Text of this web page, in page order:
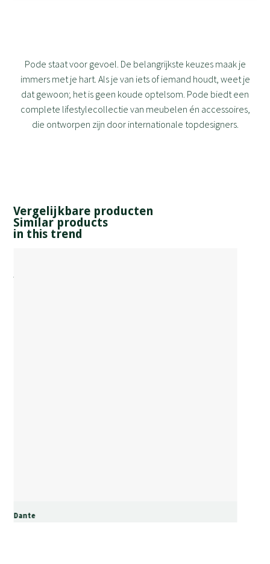
Pode staat voor gevoel. De belangrijkste keuzes maak je
immers met je hart. Als je van iets of iemand houdt, weet je
dat gewoon; het is geen koude optelsom. Pode biedt een
complete lifestylecollectie van meubelen én accessoires,
die ontworpen zijn door internationale topdesigners.
Vergelijkbare producten
Similar products
in this trend
Dante